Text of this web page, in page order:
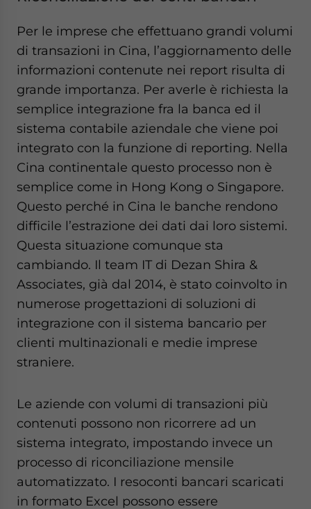
Per le imprese che effettuano grandi volumi
di transazioni in Cina, l’aggiornamento delle
informazioni contenute nei report risulta di
grande importanza. Per averle è richiesta la
semplice integrazione fra la banca ed il
sistema contabile aziendale che viene poi
integrato con la funzione di reporting. Nella
Cina continentale questo processo non è
semplice come in Hong Kong o Singapore.
Questo perché in Cina le banche rendono
difficile l’estrazione dei dati dai loro sistemi.
Questa situazione comunque sta
cambiando. Il team IT di Dezan Shira &
Associates, già dal 2014, è stato coinvolto in
numerose progettazioni di soluzioni di
integrazione con il sistema bancario per
clienti multinazionali e medie imprese
straniere.
Le aziende con volumi di transazioni più
contenuti possono non ricorrere ad un
sistema integrato, impostando invece un
processo di riconciliazione mensile
automatizzato. I resoconti bancari scaricati
in formato Excel possono essere